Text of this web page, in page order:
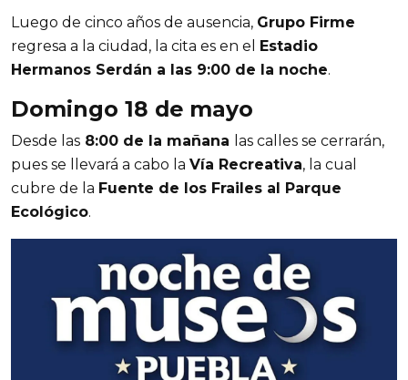
Luego de cinco años de ausencia, Grupo Firme
regresa a la ciudad, la cita es en el Estadio
Hermanos Serdán a las 9:00 de la noche.
Domingo 18 de mayo
Desde las 8:00 de la mañana las calles se cerrarán,
pues se llevará a cabo la Vía Recreativa, la cual
cubre de la Fuente de los Frailes al Parque
Ecológico.